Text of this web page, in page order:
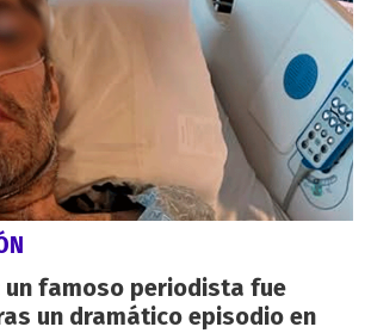
un famoso periodista fue
un dramático episodio en